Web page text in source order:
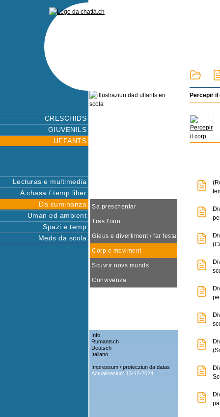
CRESCHIDS
GIUVENILS
UFFANTS
Lecturas e multimedia
A chasa / temp liber
Da cuminanza
Sa preschentar
Tras l'onn
Gieus e divertiment / far festa
Corp e moviment
Scuvrir novs munds
Convivenza
Uman ed ambient
Spazi e temp
Meds da scola
Info
Rumantsch
Deutsch
Italiano
Impressum / protecziun da datas
Actualisaziun: 13-12-2024
Percepir